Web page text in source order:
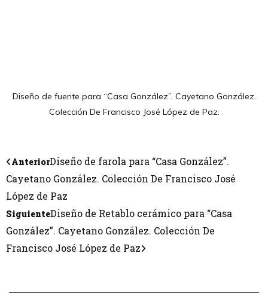
Diseño de fuente para “Casa González”. Cayetano González.
Colección De Francisco José López de Paz.
AnteriorDiseño de farola para “Casa González”.
Cayetano González. Colección De Francisco José
López de Paz
SiguienteDiseño de Retablo cerámico para “Casa
González”. Cayetano González. Colección De
Francisco José López de Paz